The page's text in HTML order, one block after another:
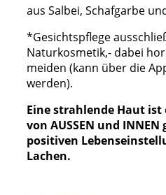
aus Salbei, Schafgarbe
*Gesichtspflege
Naturkosmetik,- dabei
meiden (kann über die
werden).
Eine strahlende Haut ist
von AUSSEN und
positiven
Lachen.